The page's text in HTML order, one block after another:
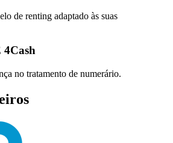
de renting adaptado às suas
no tratamento de numerário.